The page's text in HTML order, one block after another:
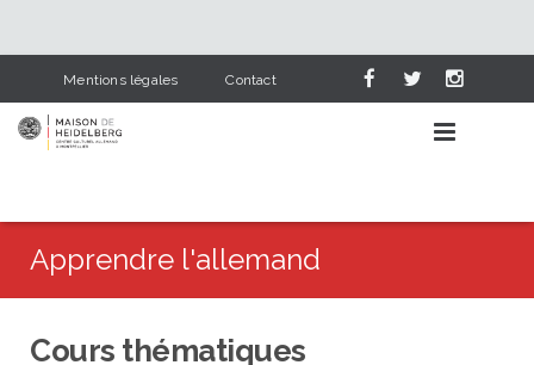
Mentions légales Contact
AGENDA CULTUREL
Événements
APPRENDRE L’ALLEMAND
Apprendre l'allemand
Cours thématiques